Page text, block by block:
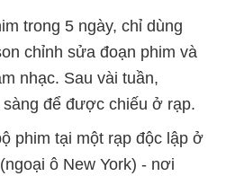
trong 5 ngày, chỉ dùng
chỉnh sửa đoạn phim và
nhạc. Sau vài tuần,
để được chiếu ở rạp.
phim tại một rạp độc lập ở
ô New York) - nơi